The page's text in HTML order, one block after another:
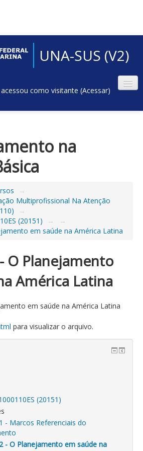
UNA-SUS (V2)
como visitante (Acessar)
na
→
Multiprofissional Na Atenção
→
(20151)
→
→
em saúde na América Latina
O Planejamento
América Latina
em saúde na América Latina
para visualizar o arquivo.
(20151)
- Marcos Referenciais do
- O Planejamento em saúde na